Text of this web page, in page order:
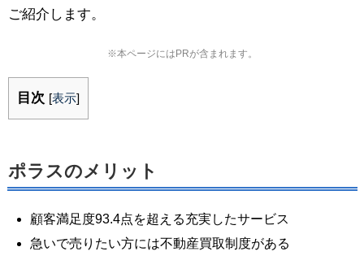
ご紹介します。
※本ページにはPRが含まれます。
目次 [表示]
ポラスのメリット
顧客満足度93.4点を超える充実したサービス
急いで売りたい方には不動産買取制度がある